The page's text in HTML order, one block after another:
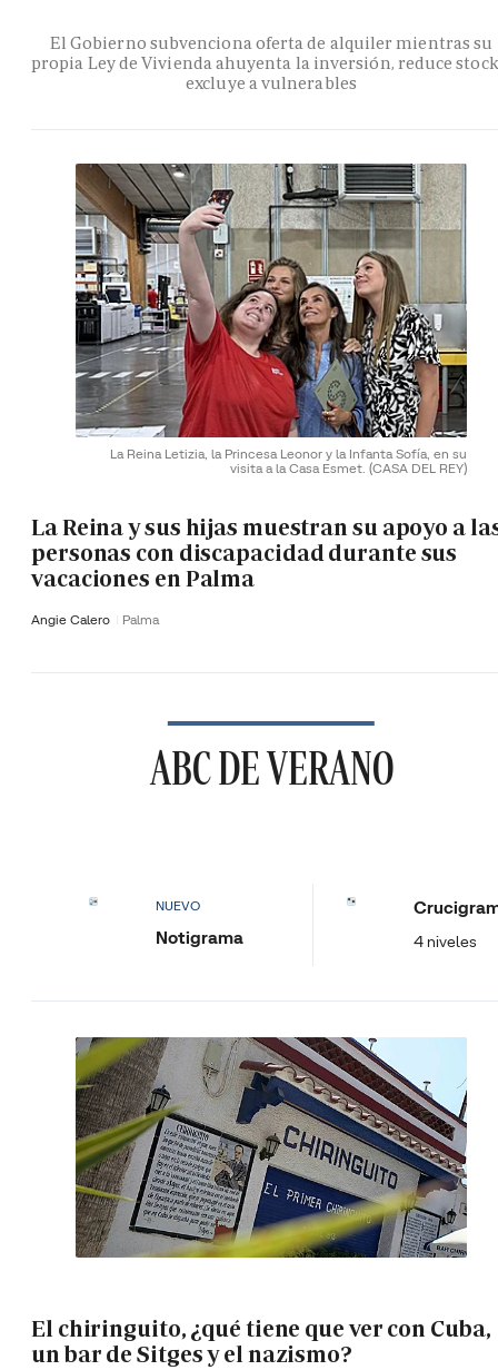
El Gobierno subvenciona oferta de alquiler mientras su
propia Ley de Vivienda ahuyenta la inversión, reduce
excluye a vulnerables
La Reina Letizia, la Princesa Leonor y la Infanta Sofía, en su
visita a la Casa Esmet. (CASA DEL REY)
La Reina y sus hijas muestran su apoyo a
personas con discapacidad durante sus
vacaciones en Palma
Angie Calero Palma
ABC DE VERANO
NUEVO
Notigrama 4 niveles
El chiringuito, ¿qué tiene que ver con Cuba,
un bar de Sitges y el nazismo?